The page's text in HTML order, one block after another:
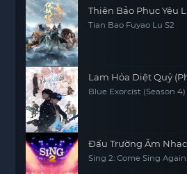
Thiên Bảo Phục Yêu
Tian Bao Fuyao Lu S2
Lam Hỏa Diệt Quỷ
Blue Exorcist (Season 4)
Đấu Trường Âm
Sing 2: Come Sing Again!